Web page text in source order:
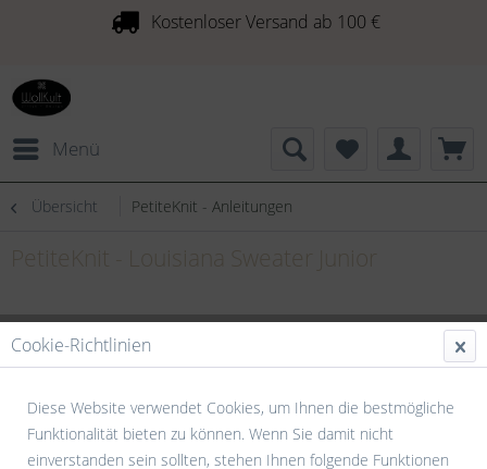
Kostenloser Versand ab 100 €
Menü
Übersicht PetiteKnit - Anleitungen
Cookie-Richtlinien
Diese Website verwendet Cookies, um Ihnen die bestmögliche
Funktionalität bieten zu können. Wenn Sie damit nicht
einverstanden sein sollten, stehen Ihnen folgende Funktionen